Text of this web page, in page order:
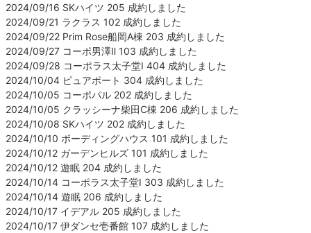
2024/09/16 SKハイツ 205 成約しました
2024/09/21 ラクラス 102 成約しました
2024/09/22 Prim Rose船岡A棟 203 成約しました
2024/09/27 コーポ男澤Ⅱ 103 成約しました
2024/09/28 コーポラス太子堂Ⅰ 404 成約しました
2024/10/04 ピュアポート 304 成約しました
2024/10/05 コーポパル 202 成約しました
2024/10/05 クラッシーナ柴田C棟 206 成約しました
2024/10/08 SKハイツ 202 成約しました
2024/10/10 ボーディングハウス 101 成約しました
2024/10/12 ガーデンヒルズ 101 成約しました
2024/10/12 遊眠 204 成約しました
2024/10/14 コーポラス太子堂Ⅰ 303 成約しました
2024/10/14 遊眠 206 成約しました
2024/10/17 イデアル 205 成約しました
2024/10/17 伊ダンセ壱番館 107 成約しました